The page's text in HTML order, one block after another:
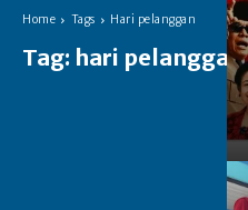
Home Tags Hari pelanggan
Tag: hari pelanggan